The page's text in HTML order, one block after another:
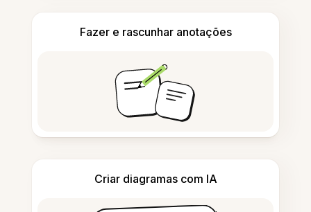
Fazer e rascunhar anotações
Criar diagramas com IA